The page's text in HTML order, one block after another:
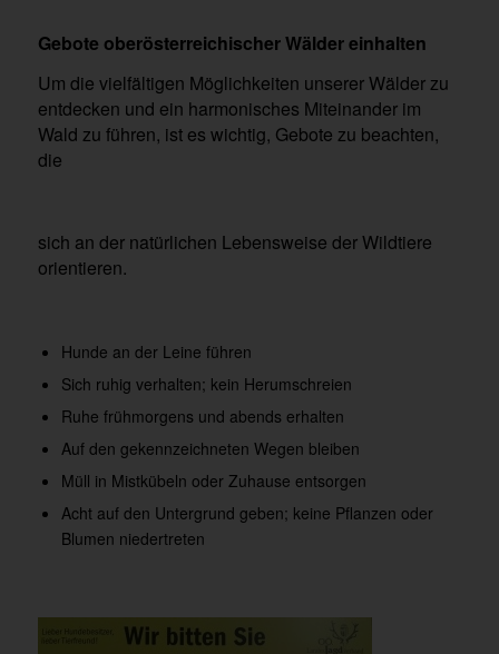
Gebote oberösterreichischer Wälder einhalten
Um die vielfältigen Möglichkeiten unserer Wälder zu
entdecken und ein harmonisches Miteinander im
Wald zu führen, ist es wichtig, Gebote zu beachten,
die
sich an der natürlichen Lebensweise der Wildtiere
orientieren.
Hunde an der Leine führen
Sich ruhig verhalten; kein Herumschreien
Ruhe frühmorgens und abends erhalten
Auf den gekennzeichneten Wegen bleiben
Müll in Mistkübeln oder Zuhause entsorgen
Acht auf den Untergrund geben; keine Pflanzen oder
Blumen niedertreten